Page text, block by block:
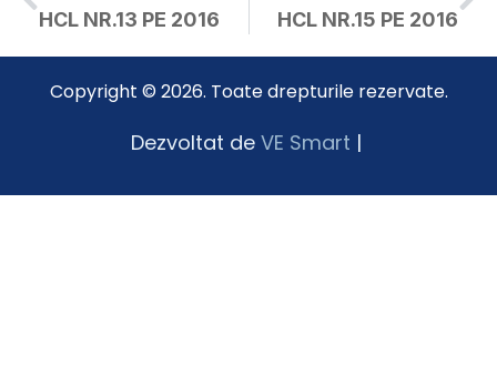
HCL NR.13 PE 2016 HCL NR.15 PE 2016
Copyright © 2026. Toate drepturile rezervate.
Dezvoltat de VE Smart |